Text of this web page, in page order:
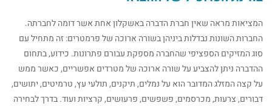
המציאות מראה שאין חברת הדברה באשקלון אחת אשר דומה לחברתה.
החברות השונות נבדלות ביניהן בשורה ארוכה של פרמטרים: זה מתחיל עם
סוג המזיקים הספציפי שהחברה מספקת עבורם פתרונות. כידוע, בתחום
ההדברה ניתן להצביע על שורה ארוכה של מטרדים אפשריים, כאשר ממש
על קצה המזלג המדובר הוא על נמלים, תיקנים, תולעי עץ, טרמיטים, יתושים,
דבורים, צרעות, מכרסמים, פשפשים, פרעושים, קרציות ועוד. בדרך לבחירה